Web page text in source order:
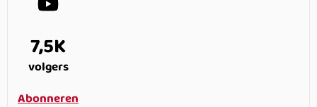
7,5K
volgers
Abonneren